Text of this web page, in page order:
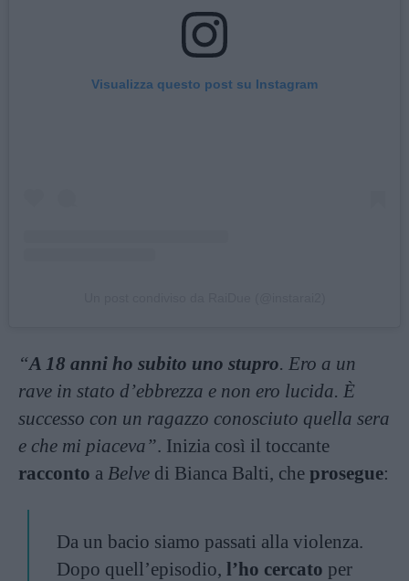
Visualizza questo post su Instagram
“A 18 anni ho subito uno stupro. Ero a un
rave in stato d’ebbrezza e non ero lucida. È
successo con un ragazzo conosciuto quella sera
e che mi piaceva”. Inizia così il toccante
racconto a Belve di Bianca Balti, che prosegue:
Da un bacio siamo passati alla violenza.
Dopo quell’episodio, l’ho cercato per